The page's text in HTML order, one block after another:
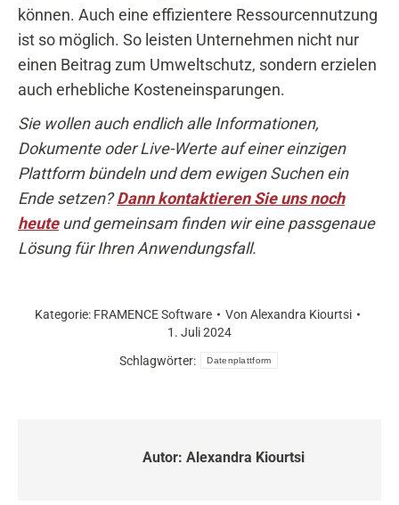
können. Auch eine effizientere Ressourcennutzung
ist so möglich. So leisten Unternehmen nicht nur
einen Beitrag zum Umweltschutz, sondern erzielen
auch erhebliche Kosteneinsparungen.
Sie wollen auch endlich alle Informationen,
Dokumente oder Live-Werte auf einer einzigen
Plattform bündeln und dem ewigen Suchen ein
Ende setzen?Dann kontaktieren Sie uns noch
heuteund gemeinsam finden wir eine passgenaue
Lösung für Ihren Anwendungsfall.
Kategorie: FRAMENCE Software Von Alexandra Kiourtsi
1. Juli 2024
Schlagwörter:
Datenplattform
Autor: Alexandra Kiourtsi